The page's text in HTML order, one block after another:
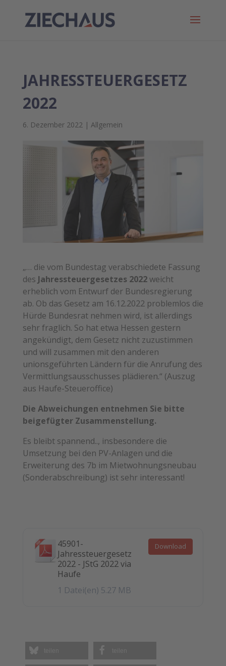
JAHRESSTEUERGESETZ
2022
6. Dezember 2022| Allgemein
„… die vom Bundestag verabschiedete Fassung
des Jahressteuergesetzes 2022weicht
erheblich vom Entwurf der Bundesregierung
ab. Ob das Gesetz am 16.12.2022 problemlos die
Hürde Bundesrat nehmen wird, ist allerdings
sehr fraglich. So hat etwa Hessen gestern
angekündigt, dem Gesetz nicht zuzustimmen
und will zusammen mit den anderen
unionsgeführten Ländern für die Anrufung des
Vermittlungsausschusses plädieren.“ (Auszug
aus Haufe-Steueroffice)
Die Abweichungen entnehmen Sie bitte
beigefügter Zusammenstellung.
Es bleibt spannend.., insbesondere die
Umsetzung bei den PV-Anlagen und die
Erweiterung des 7b im Mietwohnungsneubau
(Sonderabschreibung) ist sehr interessant!
45901-
Jahressteuergesetz
2022 - JStG 2022 via
Haufe
1 Datei(en) 5.27 MB
Download